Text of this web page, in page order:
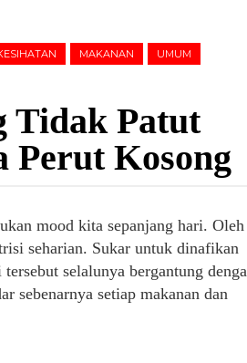
MAKANAN UMUM
Tidak Patut
Kosong
mood kita sepanjang hari. Oleh
seharian. Sukar untuk dinafikan
selalunya bergantung
sebenarnya setiap makanan dan